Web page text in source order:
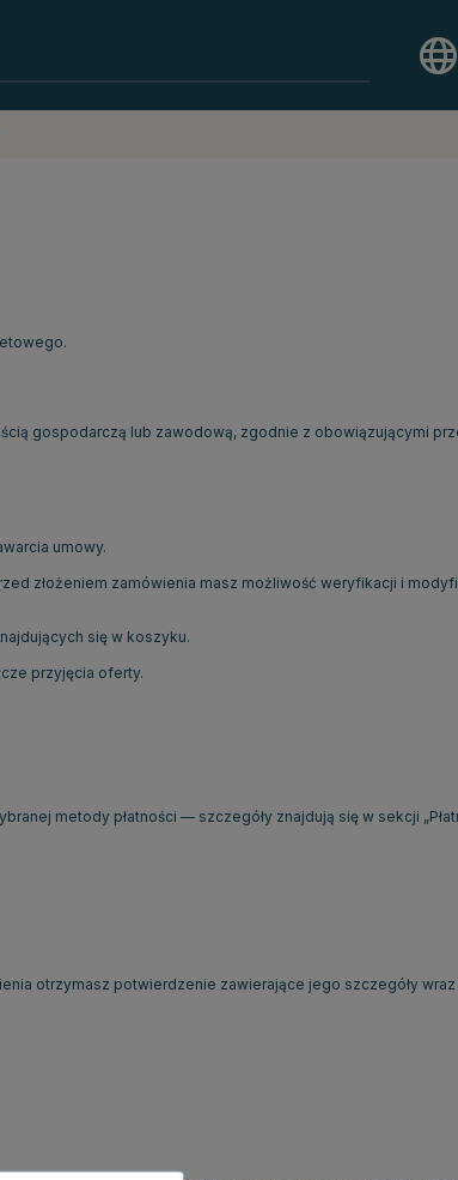
gospodarczą lub zawodową, zgodnie z obowiązującymi
umowy.
złożeniem zamówienia masz możliwość weryfikacji i
się w koszyku.
przyjęcia oferty.
metody płatności — szczegóły znajdują się w sekcji
otrzymasz potwierdzenie zawierające jego szczegóły wraz